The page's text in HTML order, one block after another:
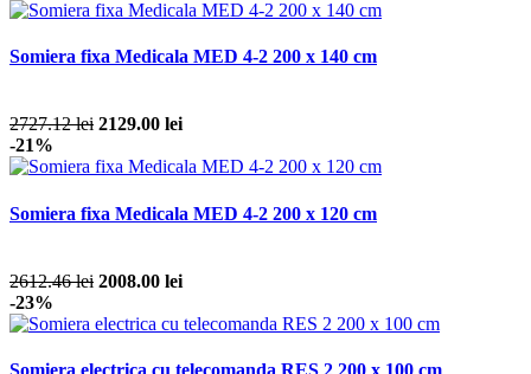
Somiera fixa Medicala MED 4-2 200 x 140 cm
2727.12 lei 2129.00 lei
-21%
Somiera fixa Medicala MED 4-2 200 x 120 cm
2612.46 lei 2008.00 lei
-23%
Somiera electrica cu telecomanda RES 2 200 x 100 cm